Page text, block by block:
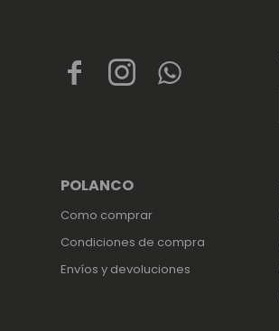
  
POLANCO
Como comprar
Condiciones de compra
Envíos y devoluciones